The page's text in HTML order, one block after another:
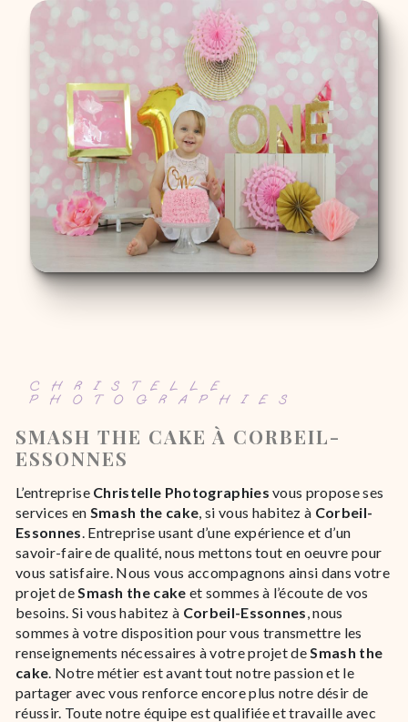
CHRISTELLE
PHOTOGRAPHIES
SMASH THE CAKE À CORBEIL-
ESSONNES
L’entreprise Christelle Photographies vous propose ses
services en Smash the cake, si vous habitez à Corbeil-
Essonnes. Entreprise usant d’une expérience et d’un
savoir-faire de qualité, nous mettons tout en oeuvre pour
vous satisfaire. Nous vous accompagnons ainsi dans votre
projet deSmash the cake et sommes à l’écoute de vos
besoins. Si vous habitez à Corbeil-Essonnes, nous
sommes à votre disposition pour vous transmettre les
renseignements nécessaires à votre projet deSmash the
cake. Notre métier est avant tout notre passion et le
partager avec vous renforce encore plus notre désir de
réussir. Toute notre équipe est qualifiée et travaille avec